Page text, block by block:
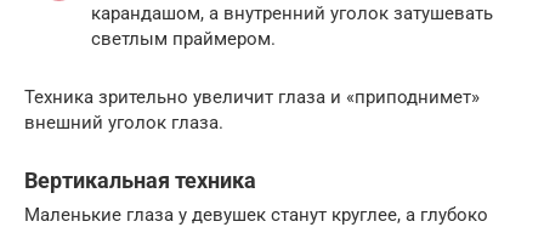
карандашом, а внутренний уголок затушевать
светлым праймером.
Техника зрительно увеличит глаза и «приподнимет»
внешний уголок глаза.
Вертикальная техника
Маленькие глаза у девушек станут круглее, а глубоко